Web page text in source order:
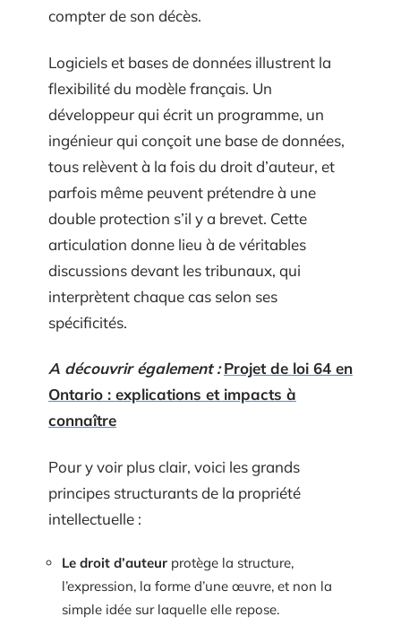
compter de son décès.
Logiciels et bases de données illustrent la
flexibilité du modèle français. Un
développeur qui écrit un programme, un
ingénieur qui conçoit une base de données,
tous relèvent à la fois du droit d’auteur, et
parfois même peuvent prétendre à une
double protection s’il y a brevet. Cette
articulation donne lieu à de véritables
discussions devant les tribunaux, qui
interprètent chaque cas selon ses
spécificités.
A découvrir également : Projet de loi 64 en
Ontario : explications et impacts à
connaître
Pour y voir plus clair, voici les grands
principes structurants de la propriété
intellectuelle :
Le droit d’auteur protège la structure,
l’expression, la forme d’une œuvre, et non la
simple idée sur laquelle elle repose.